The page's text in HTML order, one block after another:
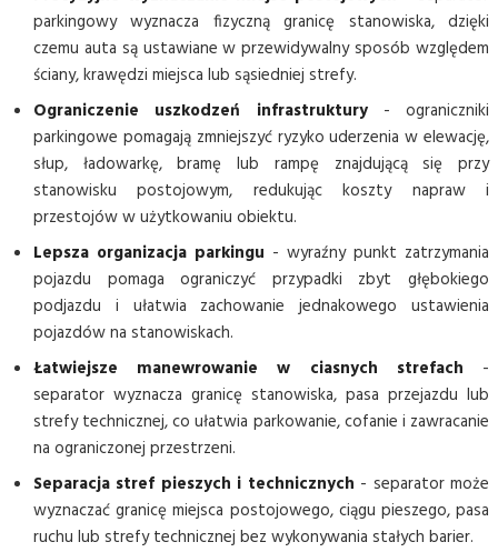
parkingowy wyznacza fizyczną granicę stanowiska, dzięki
czemu auta są ustawiane w przewidywalny sposób względem
ściany, krawędzi miejsca lub sąsiedniej strefy.
Ograniczenie uszkodzeń infrastruktury- ograniczniki
parkingowe pomagają zmniejszyć ryzyko uderzenia w elewację,
słup, ładowarkę, bramę lub rampę znajdującą się przy
stanowisku postojowym, redukując koszty napraw i
przestojów w użytkowaniu obiektu.
Lepsza organizacja parkingu - wyraźny punkt zatrzymania
pojazdu pomaga ograniczyć przypadki zbyt głębokiego
podjazdu i ułatwia zachowanie jednakowego ustawienia
pojazdów na stanowiskach.
Łatwiejsze manewrowanie w ciasnych strefach -
separator wyznacza granicę stanowiska, pasa przejazdu lub
strefy technicznej, co ułatwia parkowanie, cofanie i zawracanie
na ograniczonej przestrzeni.
Separacja stref pieszych i technicznych - separator może
wyznaczać granicę miejsca postojowego, ciągu pieszego, pasa
ruchu lub strefy technicznej bez wykonywania stałych barier.